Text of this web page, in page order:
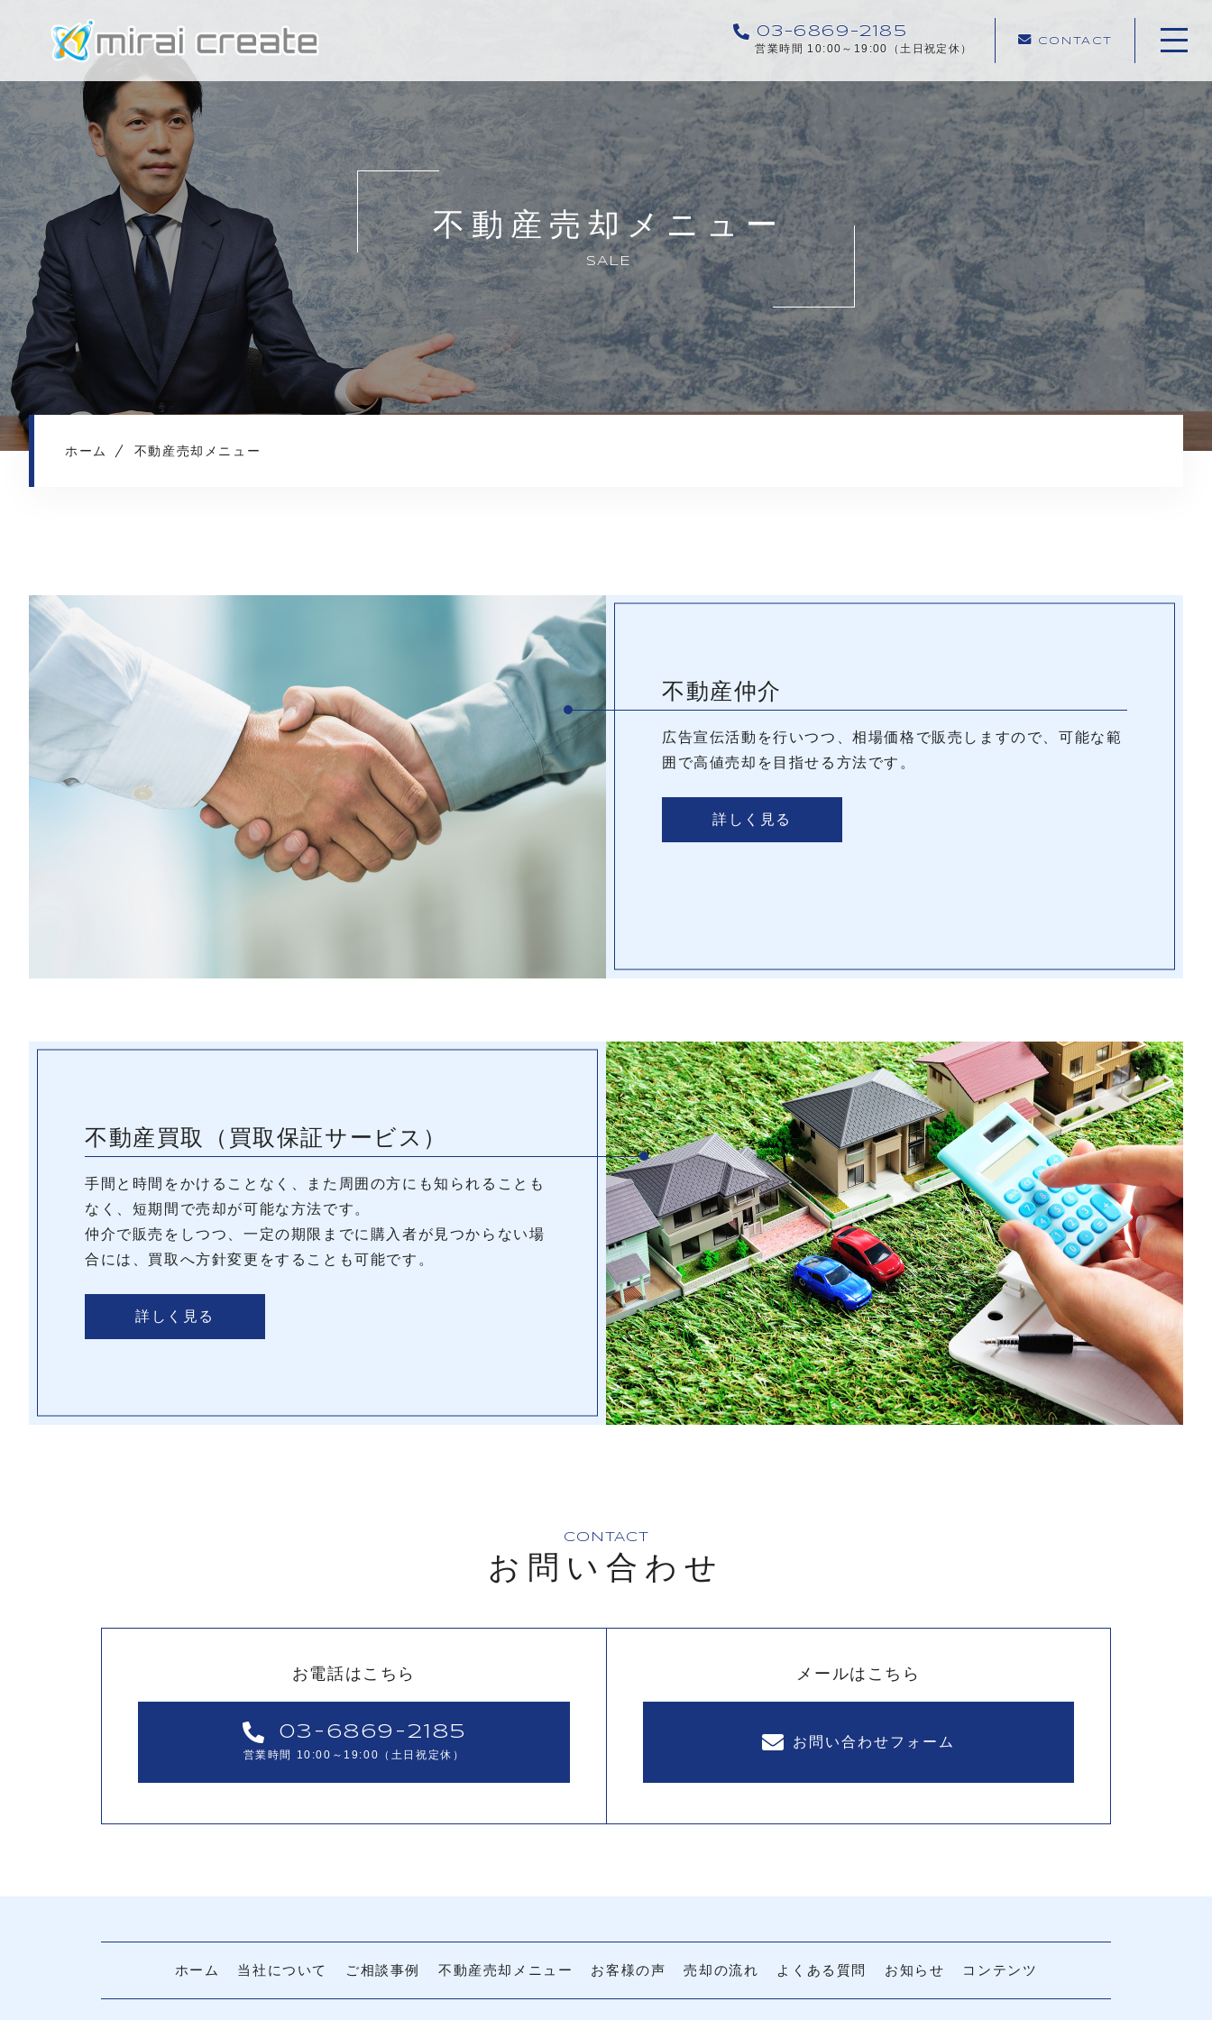
03-6869-2185
営業時間 10:00～19:00（土日祝定休）
CONTACT
ホーム
当社について
ご相談事例
不動産売却メニュー
お客様の声
売却の流れ
よくある質問
お知らせ
コンテンツ
不動産売却メニュー
SALE
ホーム 不動産売却メニュー
不動産仲介
広告宣伝活動を行いつつ、相場価格で販売しますので、可能な範
囲で高値売却を目指せる方法です。
詳しく見る
不動産買取 （買取保証サービス）
手間と時間をかけることなく、また周囲の方にも知られることも
なく、短期間で売却が可能な方法です。
仲介で販売をしつつ、一定の期限までに購入者が見つからない場
合には、買取へ方針変更をすることも可能です。
詳しく見る
CONTACT
お問い合わせ
お電話はこちら
03-6869-2185
営業時間 10:00～19:00（土日祝定休）
メールはこちら
お問い合わせフォーム
ホーム 当社について ご相談事例 不動産売却メニュー お客様の声 売却の流れ よくある質問 お知らせ コンテンツ